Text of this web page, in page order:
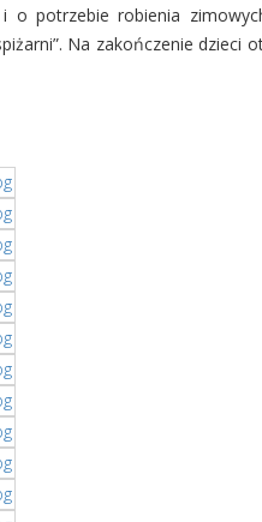
o potrzebie robienia
Na zakończenie dzieci